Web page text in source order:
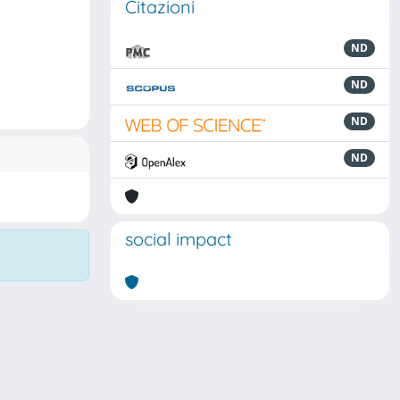
Citazioni
ND
ND
ND
ND
social impact